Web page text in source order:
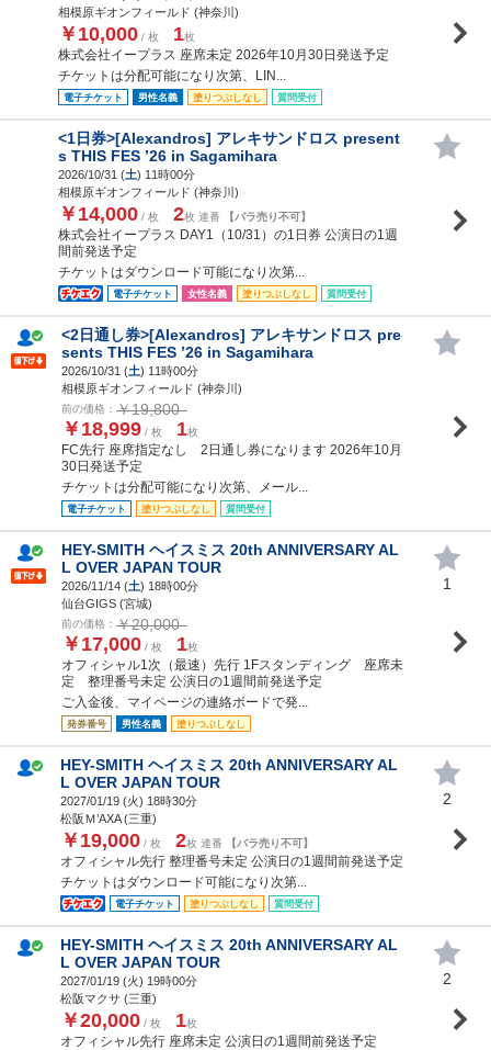
相模原ギオンフィールド (神奈川)
￥10,000 / 枚 1枚
株式会社イープラス 座席未定 2026年10月30日発送予定
チケットは分配可能になり次第、LIN...
電子チケット 男性名義 塗りつぶしなし 質問受付
<1日券>[Alexandros] アレキサンドロス present
s THIS FES ’26 in Sagamihara
2026/10/31 (土) 11時00分
相模原ギオンフィールド (神奈川)
￥14,000 / 枚 2枚 連番 【バラ売り不可】
株式会社イープラス DAY1（10/31）の1日券 公演日の1週
間前発送予定
チケットはダウンロード可能になり次第...
電子チケット 女性名義 塗りつぶしなし 質問受付
<2日通し券>[Alexandros] アレキサンドロス pre
sents THIS FES ’26 in Sagamihara
2026/10/31 (土) 11時00分
相模原ギオンフィールド (神奈川)
前の価格： ￥19,800
￥18,999 / 枚 1枚
FC先行 座席指定なし 2日通し券になります 2026年10月
30日発送予定
チケットは分配可能になり次第、メール...
電子チケット 塗りつぶしなし 質問受付
HEY-SMITH ヘイスミス 20th ANNIVERSARY AL
L OVER JAPAN TOUR
2026/11/14 (土) 18時00分
仙台GIGS (宮城)
前の価格： ￥20,000
￥17,000 / 枚 1枚
オフィシャル1次（最速）先行 1Fスタンディング 座席未
定 整理番号未定 公演日の1週間前発送予定
ご入金後、マイページの連絡ボードで発...
発券番号 男性名義 塗りつぶしなし
1
HEY-SMITH ヘイスミス 20th ANNIVERSARY AL
L OVER JAPAN TOUR
2027/01/19 (火) 18時30分
松阪Ｍ’AXA (三重)
￥19,000 / 枚 2枚 連番 【バラ売り不可】
オフィシャル先行 整理番号未定 公演日の1週間前発送予定
チケットはダウンロード可能になり次第...
電子チケット 塗りつぶしなし 質問受付
2
HEY-SMITH ヘイスミス 20th ANNIVERSARY AL
L OVER JAPAN TOUR
2027/01/19 (火) 19時00分
松阪マクサ (三重)
￥20,000 / 枚 1枚
オフィシャル先行 座席未定 公演日の1週間前発送予定
2